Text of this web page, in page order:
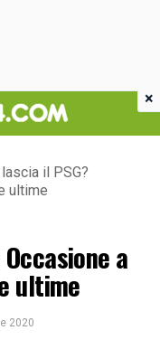
il PSG?
ultime
a
ultime
2020
×